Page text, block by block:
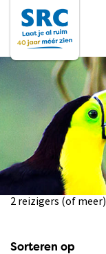
2 reizigers (of meer)
Sorteren op